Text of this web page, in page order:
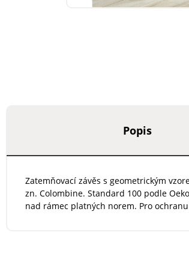
Popis
Zatemňovací závěs s geometrickým
zn. Colombine. Standard 100 podle
nad rámec platných norem. Pro